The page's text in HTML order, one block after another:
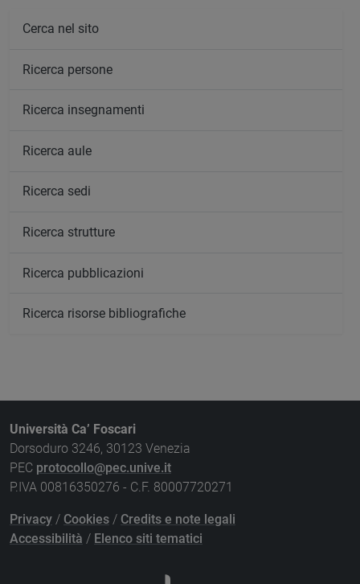
Cerca nel sito
Ricerca persone
Ricerca insegnamenti
Ricerca aule
Ricerca sedi
Ricerca strutture
Ricerca pubblicazioni
Ricerca risorse bibliografiche
Università Ca’ Foscari
Dorsoduro 3246, 30123 Venezia
PEC protocollo@pec.unive.it
P.IVA 00816350276 - C.F. 80007720271
Privacy / Cookies / Credits e note legali
Accessibilità / Elenco siti tematici